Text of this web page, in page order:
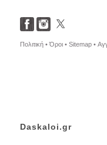
Πολιτική •Όροι • Sitemap •
Daskaloi.gr